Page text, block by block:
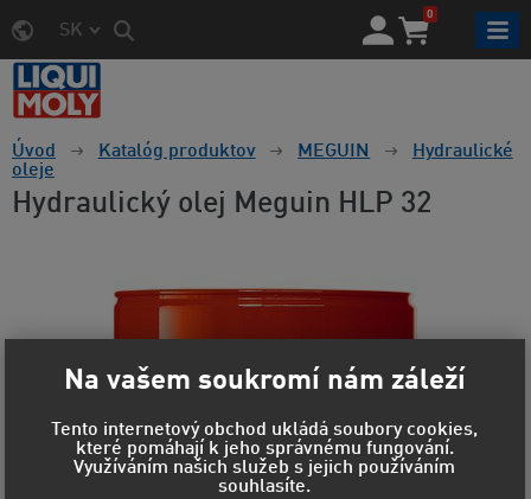
SK
0
Úvod Katalóg produktov MEGUIN
Hydraulické
oleje
Hydraulický olej Meguin HLP 32
Na vašem soukromí nám záleží
Tento internetový obchod ukládá soubory cookies,
které pomáhají k jeho správnému fungování.
Využíváním našich služeb s jejich používáním
souhlasíte.